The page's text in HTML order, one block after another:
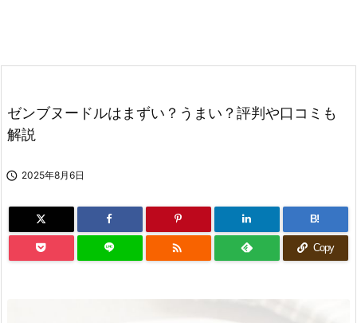
ゼンブヌードルはまずい？うまい？評判や口コミも
解説
 2025年8月6日
B!
 Copy